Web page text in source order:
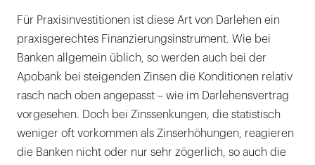
Für Praxisinvestitionen ist diese Art von Darlehen ein
praxisgerechtes Finanzierungsinstrument. Wie bei
Banken allgemein üblich, so werden auch bei der
Apobank bei steigenden Zinsen die Konditionen relativ
rasch nach oben angepasst – wie im Darlehensvertrag
vorgesehen. Doch bei Zinssenkungen, die statistisch
weniger oft vorkommen als Zinserhöhungen, reagieren
die Banken nicht oder nur sehr zögerlich, so auch die